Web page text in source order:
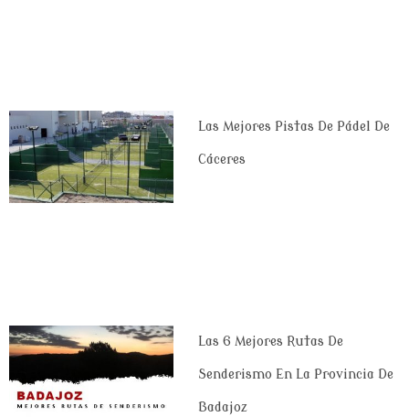
Las Mejores Pistas De Pádel De
Cáceres
Las 6 Mejores Rutas De
Senderismo En La Provincia De
Badajoz